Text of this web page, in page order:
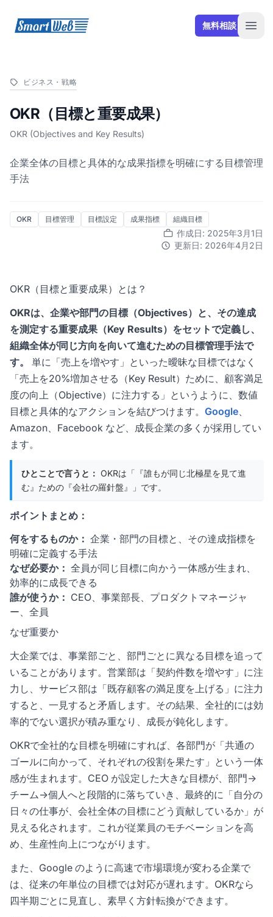
SmartWeb 無料相談
ビジネス・戦略
OKR（目標と重要成果）
OKR (Objectives and Key Results)
企業全体の目標と具体的な成果指標を明確にする目標管理
手法
OKR 目標管理 目標設定 成果指標 組織目標
作成日: 2025年3月1日
更新日: 2026年4月2日
OKR（目標と重要成果）とは？
OKRは、企業や部門の目標（Objectives）と、その達成
を測定する重要成果（Key Results）をセットで定義し、
組織全体が同じ方向を向いて進むための目標管理手法で
す。
単に「売上を増やす」といった曖昧な目標ではなく
「売上を20%増加させる（Key Result）ために、顧客満足
度の向上（Objective）に注力する」というように、数値
目標と具体的なアクションを結びつけます。 Google、
Amazon、Facebook など、成長企業の多くが採用してい
ます。
ひとことで言うと： OKRは「『誰もが同じ北極星を見て進
む』ための『会社の羅針盤』」です。
ポイントまとめ：
何をするものか： 企業・部門の目標と、その達成指標を
明確に定義する手法
なぜ必要か： 全員が同じ目標に向かう一体感が生まれ、
効率的に成長できる
誰が使うか： CEO、事業部長、プロダクトマネージャ
ー、全員
なぜ重要か
大企業では、事業部ごと、部門ごとに異なる目標を追って
いることがあります。営業部は「契約件数を増やす」に注
力し、サービス部は「既存顧客の満足度を上げる」に注力
すると、一見すると矛盾します。その結果、全社的には効
率的でない選択が積み重なり、成長が鈍化します。
OKRで全社的な目標を明確にすれば、各部門が「共通の
ゴールに向かって、それぞれの役割を果たす」という一体
感が生まれます。CEO が設定した大きな目標が、部門→
チーム→個人へと段階的に落ちていき、最終的に「自分の
日々の仕事が、会社全体の目標にどう貢献しているか」が
見える化されます。これが従業員のモチベーションを高
め、生産性向上につながります。
また、Google のように高速で市場環境が変わる企業で
は、従来の年単位の目標では対応が遅れます。OKRなら
四半期ごとに見直し、素早く方針転換ができます。